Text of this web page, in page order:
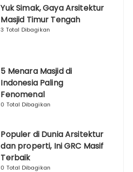
Yuk Simak, Gaya Arsitektur
Masjid Timur Tengah
3 Total Dibagikan
5 Menara Masjid di
Indonesia Paling
Fenomenal
0 Total Dibagikan
Populer di Dunia Arsitektur
dan properti, Ini GRC Masif
Terbaik
0 Total Dibagikan